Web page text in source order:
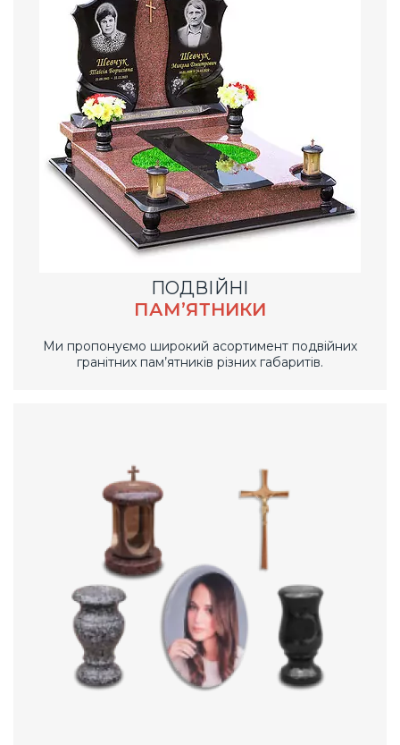
ПОДВІЙНІ
ПАМ’ЯТНИКИ
Ми пропонуємо широкий асортимент подвійних
гранітних пам’ятників різних габаритів.